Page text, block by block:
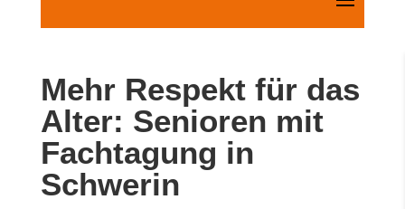
Mehr Respekt für das
Alter: Senioren mit
Fachtagung in
Schwerin